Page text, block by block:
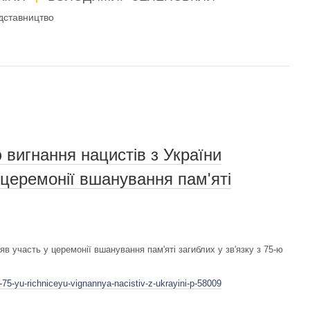
нацистів з України
вшанування пам'яті
участь у церемонії вшанування пам'яті загиблих у зв'язку з 75-ю
yu-richniceyu-vignannya-nacistiv-z-ukrayini-p-58009